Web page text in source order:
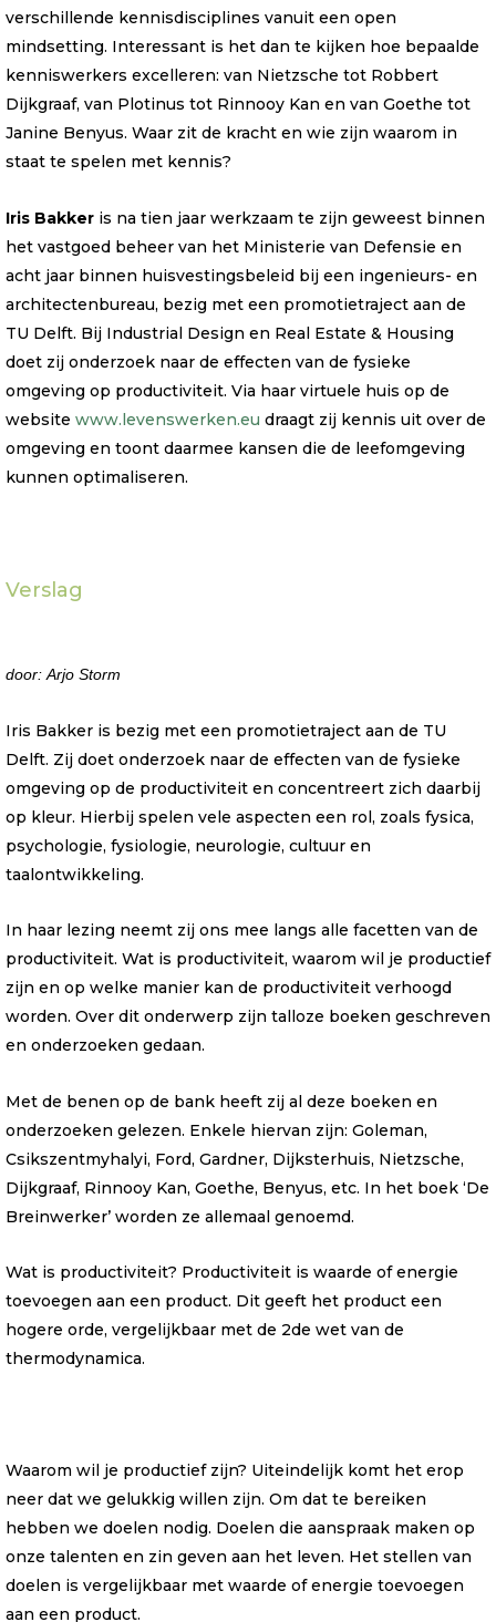
verschillende kennisdisciplines vanuit een open
mindsetting. Interessant is het dan te kijken hoe bepaalde
kenniswerkers excelleren: van Nietzsche tot Robbert
Dijkgraaf, van Plotinus tot Rinnooy Kan en van Goethe tot
Janine Benyus. Waar zit de kracht en wie zijn waarom in
staat te spelen met kennis?
Iris Bakker is na tien jaar werkzaam te zijn geweest binnen
het vastgoed beheer van het Ministerie van Defensie en
acht jaar binnen huisvestingsbeleid bij een ingenieurs- en
architectenbureau, bezig met een promotietraject aan de
TU Delft. Bij Industrial Design en Real Estate & Housing
doet zij onderzoek naar de effecten van de fysieke
omgeving op productiviteit. Via haar virtuele huis op de
website www.levenswerken.eu draagt zij kennis uit over de
omgeving en toont daarmee kansen die de leefomgeving
kunnen optimaliseren.
Verslag
door: Arjo Storm
Iris Bakker is bezig met een promotietraject aan de TU
Delft. Zij doet onderzoek naar de effecten van de fysieke
omgeving op de productiviteit en concentreert zich daarbij
op kleur. Hierbij spelen vele aspecten een rol, zoals fysica,
psychologie, fysiologie, neurologie, cultuur en
taalontwikkeling.
In haar lezing neemt zij ons mee langs alle facetten van de
productiviteit. Wat is productiviteit, waarom wil je productief
zijn en op welke manier kan de productiviteit verhoogd
worden. Over dit onderwerp zijn talloze boeken geschreven
en onderzoeken gedaan.
Met de benen op de bank heeft zij al deze boeken en
onderzoeken gelezen. Enkele hiervan zijn: Goleman,
Csikszentmyhalyi, Ford, Gardner, Dijksterhuis, Nietzsche,
Dijkgraaf, Rinnooy Kan, Goethe, Benyus, etc. In het boek ‘De
Breinwerker’ worden ze allemaal genoemd.
Wat is productiviteit? Productiviteit is waarde of energie
toevoegen aan een product. Dit geeft het product een
hogere orde, vergelijkbaar met de 2de wet van de
thermodynamica.
Waarom wil je productief zijn? Uiteindelijk komt het erop
neer dat we gelukkig willen zijn. Om dat te bereiken
hebben we doelen nodig. Doelen die aanspraak maken op
onze talenten en zin geven aan het leven. Het stellen van
doelen is vergelijkbaar met waarde of energie toevoegen
aan een product.